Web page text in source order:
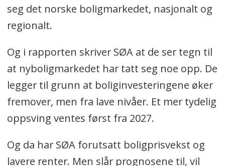
seg det norske boligmarkedet, nasjonalt og
regionalt.
Og i rapporten skriver SØA at de ser tegn til
at nyboligmarkedet har tatt seg noe opp. De
legger til grunn at boliginvesteringene øker
fremover, men fra lave nivåer. Et mer tydelig
oppsving ventes først fra 2027.
Og da har SØA forutsatt boligprisvekst og
lavere renter. Men slår prognosene til, vil